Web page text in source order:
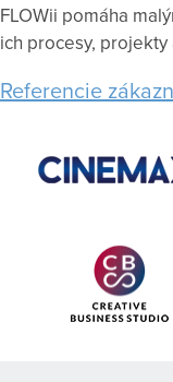
FLOWii pomáha
ich procesy,
Referencie